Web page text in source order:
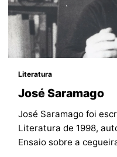
Literatura
José Saramago
José Saramago foi
Literatura de 1998,
Ensaio sobre a